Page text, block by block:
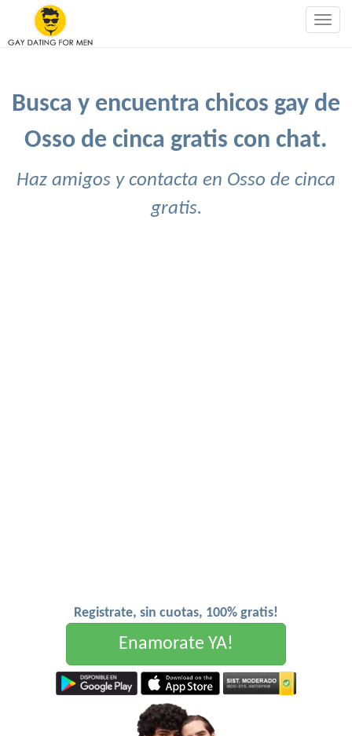
Busca y encuentra chicos gay de
Osso de cinca gratis con chat.
Haz amigos y contacta en Osso de cinca
gratis.
Registrate, sin cuotas, 100% gratis!
Enamorate YA!